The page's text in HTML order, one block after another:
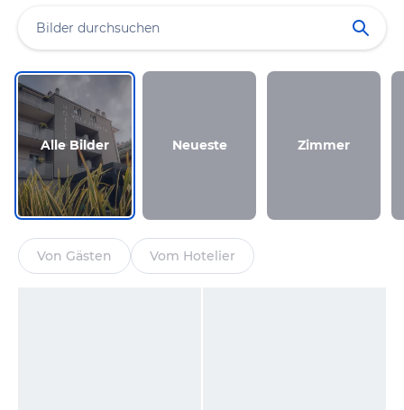
Alle Bilder Neueste Zimmer
Von Gästen Vom Hotelier